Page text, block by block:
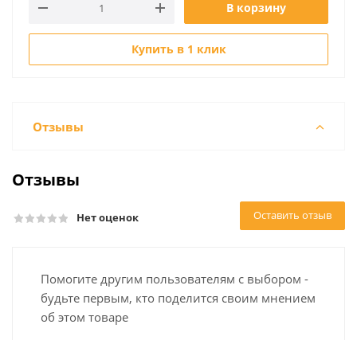
В корзину
Купить в 1 клик
Отзывы
Отзывы
Нет оценок Оставить отзыв
Помогите другим пользователям с выбором -
будьте первым, кто поделится своим мнением
об этом товаре